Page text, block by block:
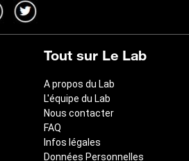
Tout sur Le Lab
A propos du Lab
L'équipe du Lab
Nous contacter
FAQ
Infos légales
Données Personnelles